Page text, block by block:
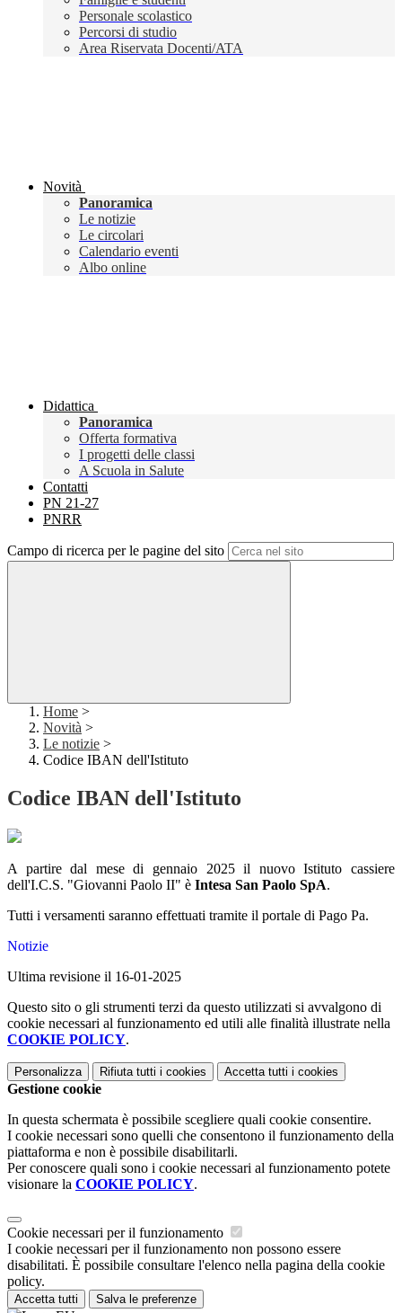
Personale scolastico
Percorsi di studio
Area Riservata Docenti/ATA
Novità
Panoramica
Le notizie
Le circolari
Calendario eventi
Albo online
Didattica
Panoramica
Offerta formativa
I progetti delle classi
A Scuola in Salute
Contatti
PN 21-27
PNRR
Campo di ricerca per le pagine del sito
Home >
Novità >
Le notizie >
Codice IBAN dell'Istituto
Codice IBAN dell'Istituto
A partire dal mese di gennaio 2025 il nuovo Istituto cassiere
dell'I.C.S. "Giovanni Paolo II" è Intesa San Paolo SpA.
Tutti i versamenti saranno effettuati tramite il portale di Pago Pa.
Notizie
Ultima revisione il 16-01-2025
Questo sito o gli strumenti terzi da questo utilizzati si avvalgono di
cookie necessari al funzionamento ed utili alle finalità illustrate nella
COOKIE POLICY.
Personalizza Rifiuta tutti i cookies Accetta tutti i cookies
Gestione cookie
In questa schermata è possibile scegliere quali cookie consentire.
I cookie necessari sono quelli che consentono il funzionamento della
piattaforma e non è possibile disabilitarli.
Per conoscere quali sono i cookie necessari al funzionamento potete
visionare la COOKIE POLICY.
Cookie necessari per il funzionamento
I cookie necessari per il funzionamento non possono essere
disabilitati. È possibile consultare l'elenco nella pagina della cookie
policy.
Accetta tutti Salva le preferenze